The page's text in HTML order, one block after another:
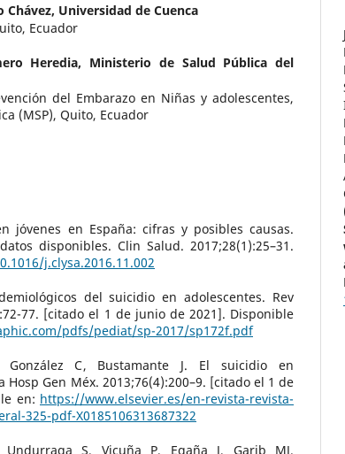
Chávez, Universidad de Cuenca
Ecuador
Heredia, Ministerio de Salud Pública del
del Embarazo en Niñas y adolescentes,
(MSP), Quito, Ecuador
jóvenes en España: cifras y posibles causas.
disponibles. Clin Salud. 2017;28(1):25–31.
j.clysa.2016.11.002
del suicidio en adolescentes. Rev
77. [citado el 1 de junio de 2021]. Disponible
pdfs/pediat/sp-2017/sp172f.pdf
C, Bustamante J. El suicidio en
Hosp Gen Méx. 2013;76(4):200–9. [citado el 1 de
en: https://www.elsevier.es/en-revista-revista-
325-pdf-X0185106313687322
S, Vicuña P, Egaña J, Garib MJ.